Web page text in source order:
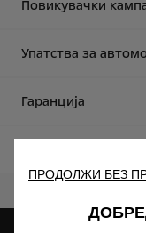
Повикувачки
Упатства за
Гаранција
ПРОДОЛЖИ БЕЗ